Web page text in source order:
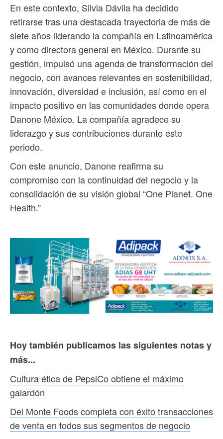
En este contexto, Silvia Dávila ha decidido
retirarse tras una destacada trayectoria de más de
siete años liderando la compañía en Latinoamérica
y como directora general en México. Durante su
gestión, impulsó una agenda de transformación del
negocio, con avances relevantes en sostenibilidad,
innovación, diversidad e inclusión, así como en el
impacto positivo en las comunidades donde opera
Danone México. La compañía agradece su
liderazgo y sus contribuciones durante este
periodo.
Con este anuncio, Danone reafirma su
compromiso con la continuidad del negocio y la
consolidación de su visión global “One Planet. One
Health.”
Hoy también publicamos las siguientes notas y
más...
Cultura ética de PepsiCo obtiene el máximo
galardón
Del Monte Foods completa con éxito transacciones
de venta en todos sus segmentos de negocio